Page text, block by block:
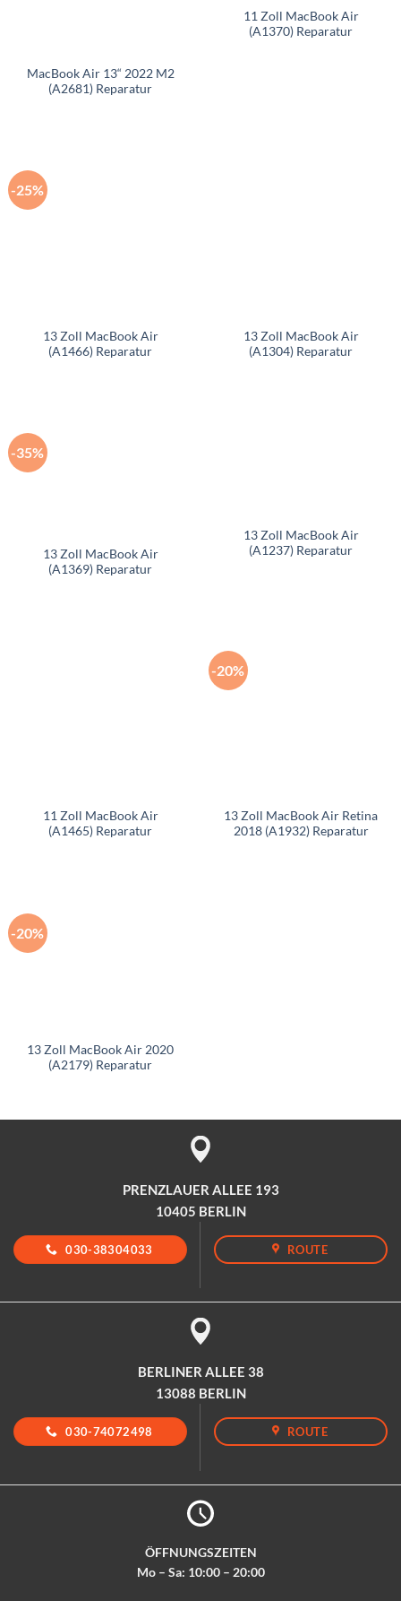
MacBook Air 13“ 2022 M2
(A2681) Reparatur
11 Zoll MacBook Air
(A1370) Reparatur
-25%
13 Zoll MacBook Air
(A1466) Reparatur
13 Zoll MacBook Air
(A1304) Reparatur
-35%
13 Zoll MacBook Air
(A1369) Reparatur
13 Zoll MacBook Air
(A1237) Reparatur
11 Zoll MacBook Air
(A1465) Reparatur
-20%
13 Zoll MacBook Air Retina
2018 (A1932) Reparatur
-20%
13 Zoll MacBook Air 2020
(A2179) Reparatur
PRENZLAUER ALLEE 193
10405 BERLIN
030-38304033 ROUTE
BERLINER ALLEE 38
13088 BERLIN
030-74072498 ROUTE
ÖFFNUNGSZEITEN
Mo – Sa: 10:00 – 20:00